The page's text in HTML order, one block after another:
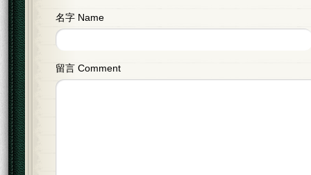
名字 Name
留言 Comment